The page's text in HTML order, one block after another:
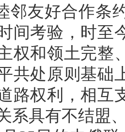
邻友好合作条
间考验，时至
权和领土完整
共处原则基础
路权利，相互
系具有不结盟